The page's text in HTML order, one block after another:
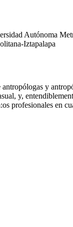
Autónoma
Iztapalapa
y
y,
profesionales en